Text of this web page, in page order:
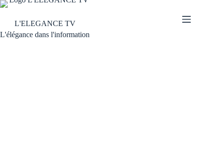
L'ELEGANCE TV
L'élégance dans l'information